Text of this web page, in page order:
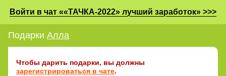
Войти в чат ««ТАЧКА-2022» лучший заработок» >>>
Подарки Алла
Чтобы дарить подарки, вы должны
зарегистрироваться в чате.